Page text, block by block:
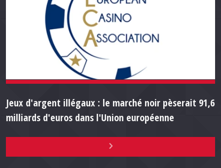
Jeux d'argent illégaux : le marché noir pèserait 91,6
milliards d'euros dans l'Union européenne